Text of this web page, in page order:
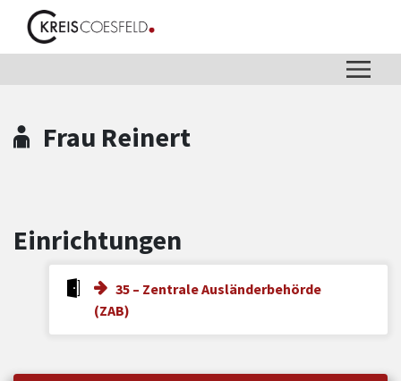
Zum Header
Zum Hauptinhalt
Zum Footer
Zum Hauptinhalt springen
Frau Reinert
Einrichtungen
35 – Zentrale Ausländerbehörde
(ZAB)